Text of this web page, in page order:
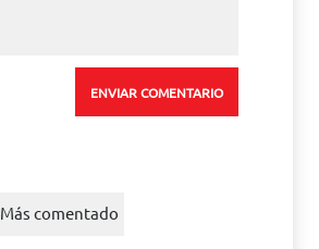
Más comentado